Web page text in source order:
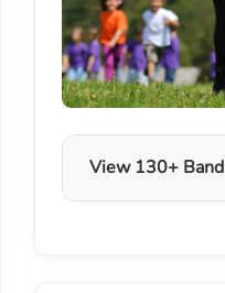
View 130+